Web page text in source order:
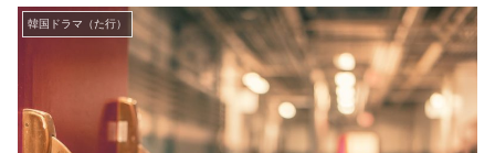
韓国ドラマ（た行）